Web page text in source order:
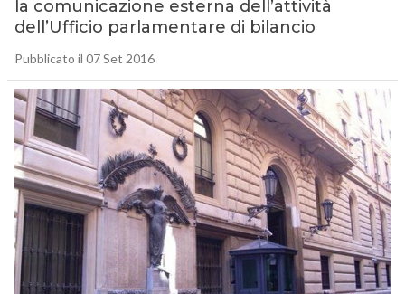
la comunicazione esterna dell’attività
dell’Ufficio parlamentare di bilancio
Pubblicato il 07 Set 2016